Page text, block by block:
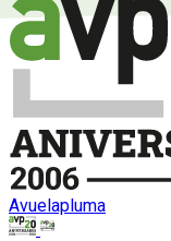
Avuelapluma